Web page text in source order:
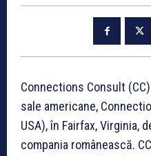
Connections Consult
sale americane,
USA), în Fairfax, Virginia,
compania românească.